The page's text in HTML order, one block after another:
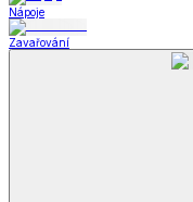
Nápoje
Zavařování